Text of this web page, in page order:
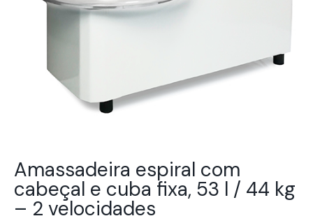
Amassadeira espiral com
cabeçal e cuba fixa, 53 l / 44 kg
– 2 velocidades